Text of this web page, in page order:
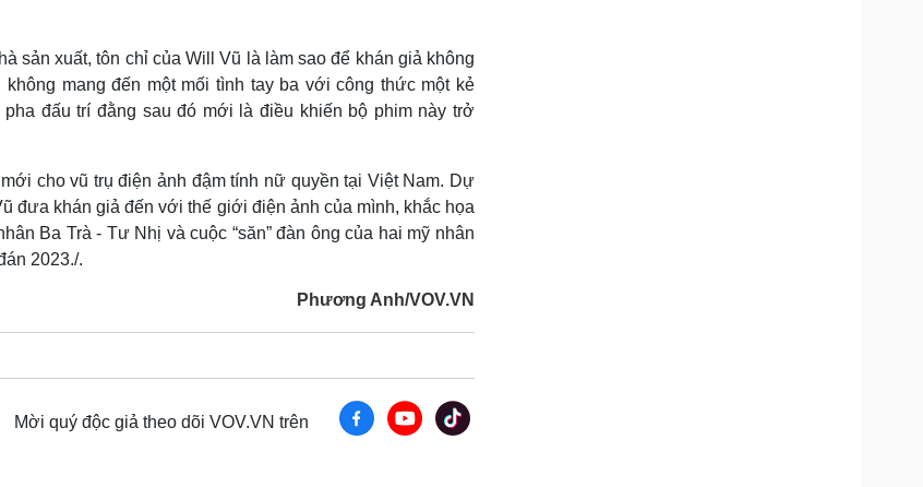
sản xuất, tôn chỉ của Will Vũ là làm sao để khán giả không
mang đến một mối tình tay ba với công thức một kẻ
đấu trí đằng sau đó mới là điều khiến bộ phim này trở
cho vũ trụ điện ảnh đậm tính nữ quyền tại Việt Nam. Dự
đưa khán giả đến với thế giới điện ảnh của mình, khắc họa
Ba Trà - Tư Nhị và cuộc “săn” đàn ông của hai mỹ nhân
2023./.
Phương Anh/VOV.VN
Mời quý độc giả theo dõi VOV.VN trên